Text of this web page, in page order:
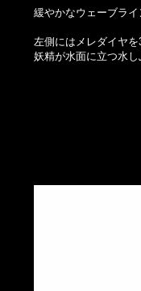
緩やかなウェーブライ
左側にはメレダイヤを
妖精が水面に立つ水し